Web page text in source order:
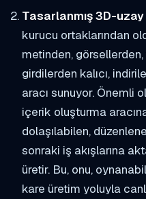
Tasarlanmış 3D-
kurucu ortaklarından
metinden,
girdilerden kalıcı,
aracı sunuyor. Önemli
içerik oluşturma
dolaşılabilen,
sonraki iş akışlarına
üretir. Bu, onu,
kare üretim yoluyla